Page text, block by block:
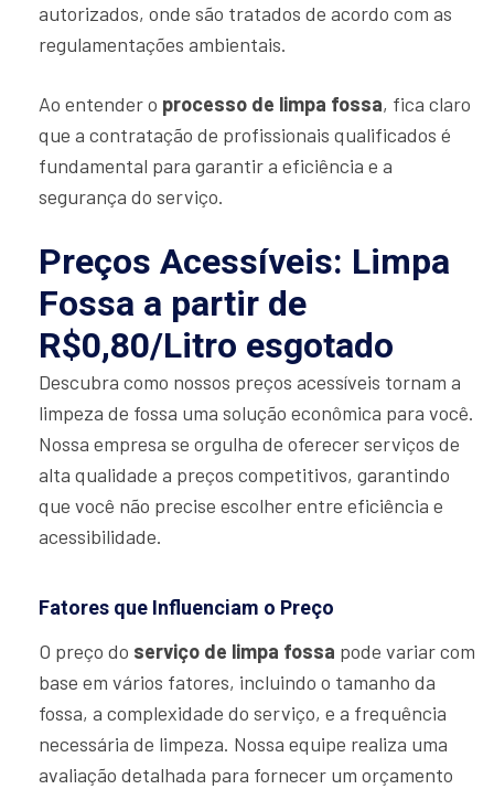
autorizados, onde são tratados de acordo com as
regulamentações ambientais.
Ao entender o processo de limpa fossa, fica claro
que a contratação de profissionais qualificados é
fundamental para garantir a eficiência e a
segurança do serviço.
Preços Acessíveis: Limpa
Fossa a partir de
R$0,80/Litro esgotado
Descubra como nossos preços acessíveis tornam a
limpeza de fossa uma solução econômica para você.
Nossa empresa se orgulha de oferecer serviços de
alta qualidade a preços competitivos, garantindo
que você não precise escolher entre eficiência e
acessibilidade.
Fatores que Influenciam o Preço
O preço do serviço de limpa fossa pode variar com
base em vários fatores, incluindo o tamanho da
fossa, a complexidade do serviço, e a frequência
necessária de limpeza. Nossa equipe realiza uma
avaliação detalhada para fornecer um orçamento